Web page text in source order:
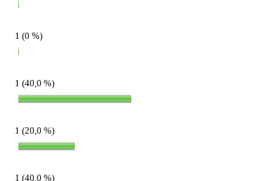
1 (0 %)
1 (40,0 %)
1 (20,0 %)
1 (40,0 %)